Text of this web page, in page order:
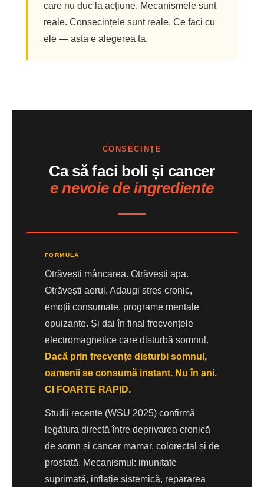
care nu duc la acțiune. Mecanismele sunt
reale. Consecințele sunt reale. Ce faci cu
ele — asta e alegerea ta.
CONSECINȚE
Ca să faci boli și cancer
e nevoie de ingrediente
FORMULA
Otrăvești mâncarea. Otrăvești apa.
Otrăvești aerul. Adaugi stres cronic,
emoții consumate, programe mentale
epuizante. Și dai în final frecvențele
electromagnetice care disturbă somnul.
Dacă prin frecvențe disturbi somnul,
oamenii se consumă instant. Nu în ani.
CI FOARTE RAPID.
Studii recente (WSU 2025) confirmă
legătura directă între deprivarea cronică
de somn și cancer mamar, colorectal și de
prostată. Mecanismul: imunitate
suprimată, inflație sistemică, repararea